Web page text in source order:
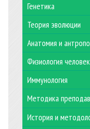
Генетика
Теория эволюции
Анатомия и
Физиология
Иммунология
Методика
История и